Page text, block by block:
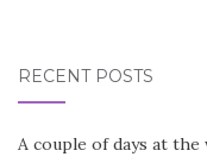
RECENT POSTS
A couple of days at the